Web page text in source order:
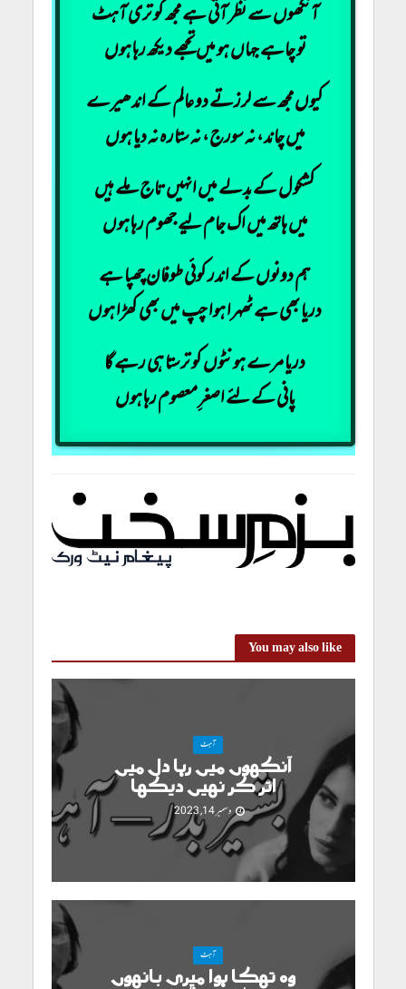
آنکھوں سے نظر آتی ہے مجھ کو تری آہٹ
تو چاہے جہاں ہو میں تجھے دیکھ رہا ہوں
کیوں مجھ سے لرزتے دو عالم کے اندھیرے
میں چاند، نہ سورج، نہ ستارہ نہ دیا ہوں
کشکول کے بدلے میں انہیں تاج ملے ہیں
میں ہاتھ میں اک جام لیے جھوم رہا ہوں
ہم دونوں کے اندر کوئی طوفان چھپا ہے
دریا بھی ہے ٹھہرا ہوا چپ میں بھی کھڑا ہوں
دریا مرے ہونٹوں کو ترستا ہی رہے گا
پانی کے لئے اصغرِ معصوم رہا ہوں
You may also like
آہٹ
آنکھوں میں رہا دل میں
اتر کر نہیں دیکھا
دسمبر 14, 2023
آہٹ
وہ تھکا ہوا میری بانہوں